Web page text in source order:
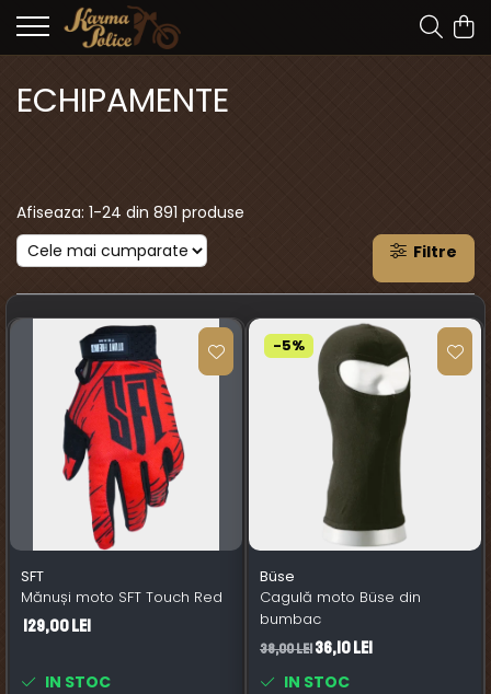
ECHIPAMENTE
Afiseaza: 1-24 din 891 produse
Filtre
SFT
Mănuși moto SFT Touch Red
129,00 Lei
IN STOC
-5%
Büse
Cagulă moto Büse din
bumbac
38,00 Lei36,10 Lei
IN STOC